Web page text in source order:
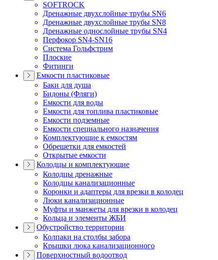
SOFTROCK
Дренажные двухслойные трубы SN6
Дренажные двухслойные трубы SN8
Дренажные однослойные трубы SN4
Перфокор SN4-SN16
Система Гольфстрим
Плоские
Фитинги
Емкости пластиковые
Баки для душа
Бидоны (Фляги)
Емкости для воды
Емкости для топлива пластиковые
Емкости подземные
Емкости специального назначения
Комплектующие к емкостям
Обрешетки для емкостей
Открытые емкости
Колодцы и комплектующие
Колодцы дренажные
Колодцы канализационные
Коронки и адаптеры для врезки в колодец
Люки канализационные
Муфты и манжеты для врезки в колодец
Кольца и элементы ЖБИ
Обустройство территории
Колпаки на столбы забора
Крышки люка канализационного
Поверхностный водоотвод